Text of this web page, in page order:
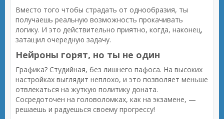
Вместо того чтобы страдать от однообразия, ты
получаешь реальную возможность прокачивать
логику. И это действительно приятно, когда, наконец,
затащил очередную задачу.
Нейроны горят, но ты не один
Графика? Студийная, без лишнего пафоса. На высоких
настройках выглядит неплохо, и это позволяет меньше
отвлекаться на жуткую политику доната.
Сосредоточен на головоломках, как на экзамене, —
решаешь и радуешься своему прогрессу!